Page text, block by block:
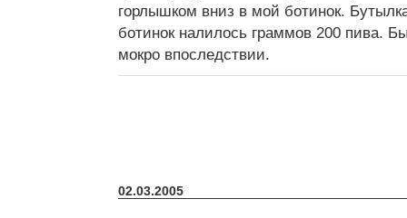
горлышком вниз в мой ботинок.
ботинок налилось граммов 200 пива.
мокро впоследствии.
02.03.2005